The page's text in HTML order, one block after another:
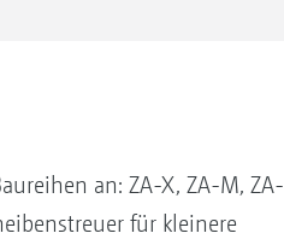
an: ZA-X, ZA-M, ZA-
für kleinere